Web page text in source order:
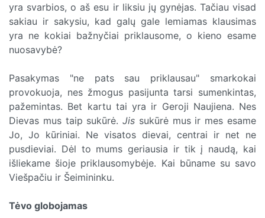
yra svarbios, o aš esu ir liksiu jų gynėjas. Tačiau visad
sakiau ir sakysiu, kad galų gale lemiamas klausimas
yra ne kokiai bažnyčiai priklausome, o kieno esame
nuosavybė?
Pasakymas "ne pats sau priklausau" smarkokai
provokuoja, nes žmogus pasijunta tarsi sumenkintas,
pažemintas. Bet kartu tai yra ir Geroji Naujiena. Nes
Dievas mus taip sukūrė.Jis sukūrė mus ir mes esame
Jo, Jo kūriniai. Ne visatos dievai, centrai ir net ne
pusdieviai. Dėl to mums geriausia ir tik į naudą, kai
išliekame šioje priklausomybėje. Kai būname su savo
Viešpačiu ir Šeimininku.
Tėvo globojamas